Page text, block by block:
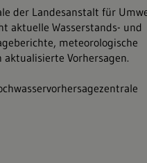
der Landesanstalt für
aktuelle Wasserstands- und
meteorologische
Vorhersagen.